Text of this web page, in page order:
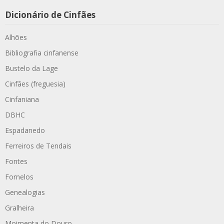
Dicionário de Cinfães
Alhões
Bibliografia cinfanense
Bustelo da Lage
Cinfães (freguesia)
Cinfaniana
DBHC
Espadanedo
Ferreiros de Tendais
Fontes
Fornelos
Genealogias
Gralheira